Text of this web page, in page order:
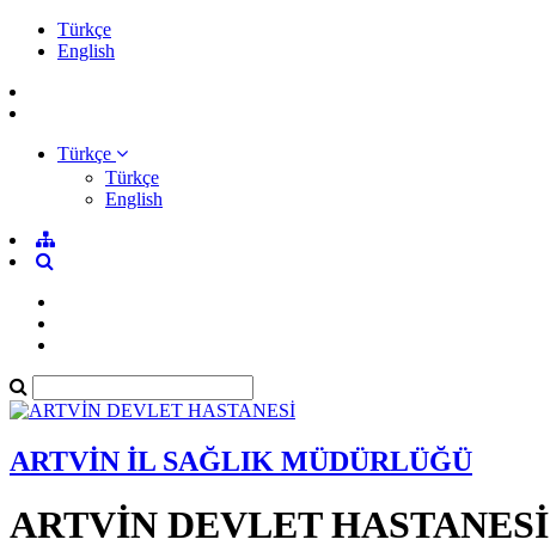
Türkçe
English
Türkçe
Türkçe
English
ARTVİN İL SAĞLIK MÜDÜRLÜĞÜ
ARTVİN DEVLET HASTANESİ